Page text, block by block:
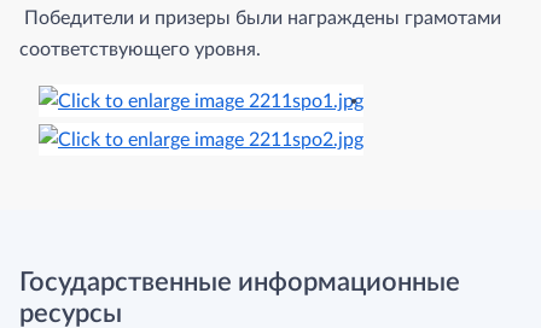
Победители и призеры были награждены грамотами
соответствующего уровня.
Государственные информационные
ресурсы